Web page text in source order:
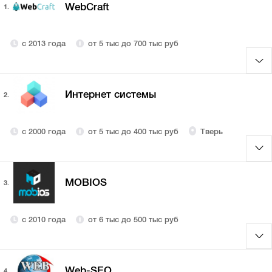
1. WebCraft
с 2013 года от 5 тыс до 700 тыс руб
2. Интернет системы
с 2000 года от 5 тыс до 400 тыс руб Тверь
3. MOBIOS
с 2010 года от 6 тыс до 500 тыс руб
4.